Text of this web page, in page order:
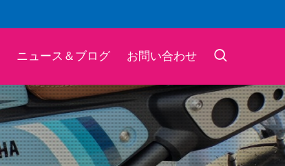
ニュース＆ブログ お問い合わせ